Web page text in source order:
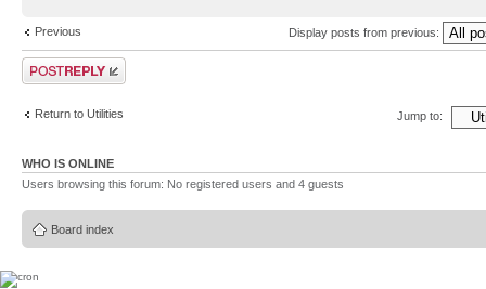
Previous Display posts from previous:
Post a reply
Return to Utilities Jump to:
WHO IS ONLINE
Users browsing this forum: No registered users and 4 guests
Board index